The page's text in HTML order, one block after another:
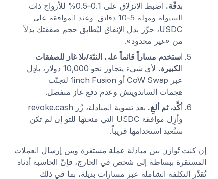
بدقّة.
اضبط الانزلاق على 0.1–0.5% للأزواج ذات
السيولة ومهلة 5–10 دقائق. وعند الموافقة على
USDC، حرِّر بدل الإنفاق ليُطابق حجم صفقتك بدلاً
من «غير محدود».
استخدم مساراً قائماً على النيّة/بلا غاز للصفقات
الكبيرة.
لأي شيء يتجاوز نحو 10,000 دولار، بادِل
عبر CoW Swap أو 1inch Fusion لتجنّب
هجمات الساندويتش وعدم دفع غاز منفصل.
أكِّد، ثم ألغِ.
بعد تسوية المبادلة، زُر revoke.cash
وأزِل موافقة USDC التي منحتها للتو إن لم تكن
ستُعيد استخدامها قريباً.
إن كنت تُوازن بين مبادلة عملة مستقرة وبين إرسال العملات
المستقرة ببساطة إلى شخص في الخارج، فإنّ الحاسبة أدناه
تُقدِّر التكلفة الشاملة عبر مسارات بديلة، بما في ذلك